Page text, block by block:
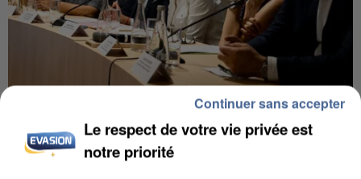
INCENDIES : L’ÎLE-DE-FRANCE LANCE UN ÉLAN
DE SOLIDARITÉ AVEC LES...
Le respect de votre vie privée est
notre priorité
Continuer sans accepter